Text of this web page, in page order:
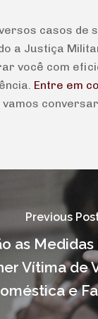
casos de
a Justiça
você com
Entre em
vamos
Previous
as
Vítima de
e